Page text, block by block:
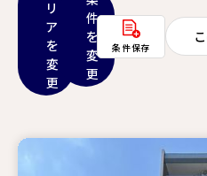
リ
ア
を
変
更
件
を
変
更
条件保存